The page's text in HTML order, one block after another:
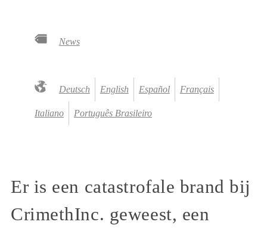
News
Deutsch English Español Français
Italiano Português Brasileiro
Er is een catastrofale brand bij
CrimethInc. geweest, een